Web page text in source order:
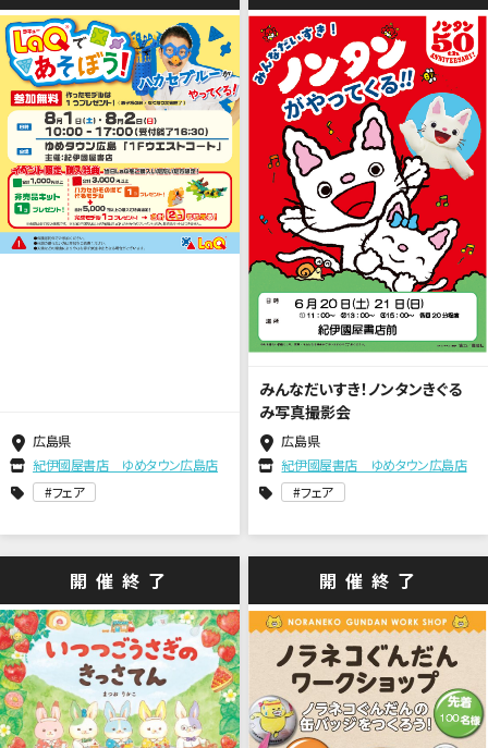
広島県
紀伊國屋書店 ゆめタウン広島店
フェア
みんなだいすき！ノンタンきぐる
み写真撮影会
広島県
紀伊國屋書店 ゆめタウン広島店
フェア
開催終了 開催終了